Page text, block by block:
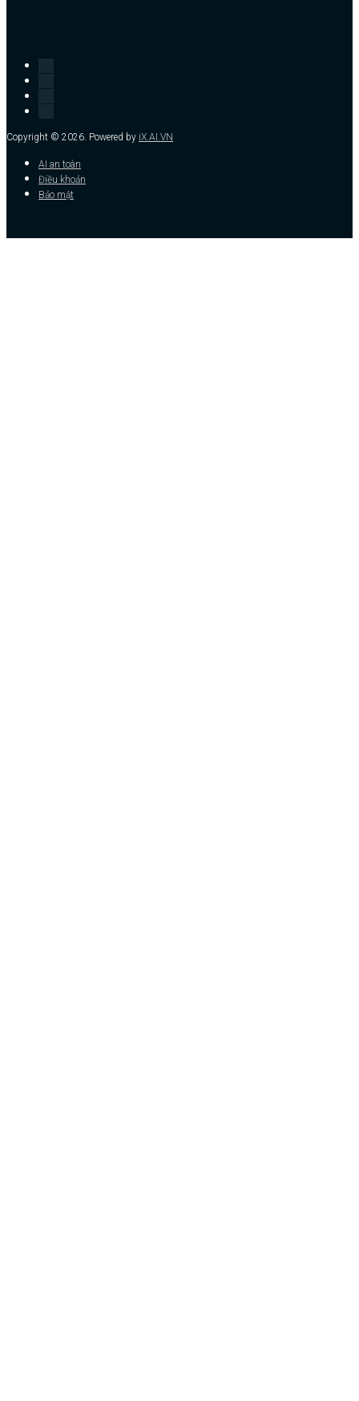
Copyright © 2026. Powered by iX.AI.VN
AI an toàn
Điều khoản
Bảo mật